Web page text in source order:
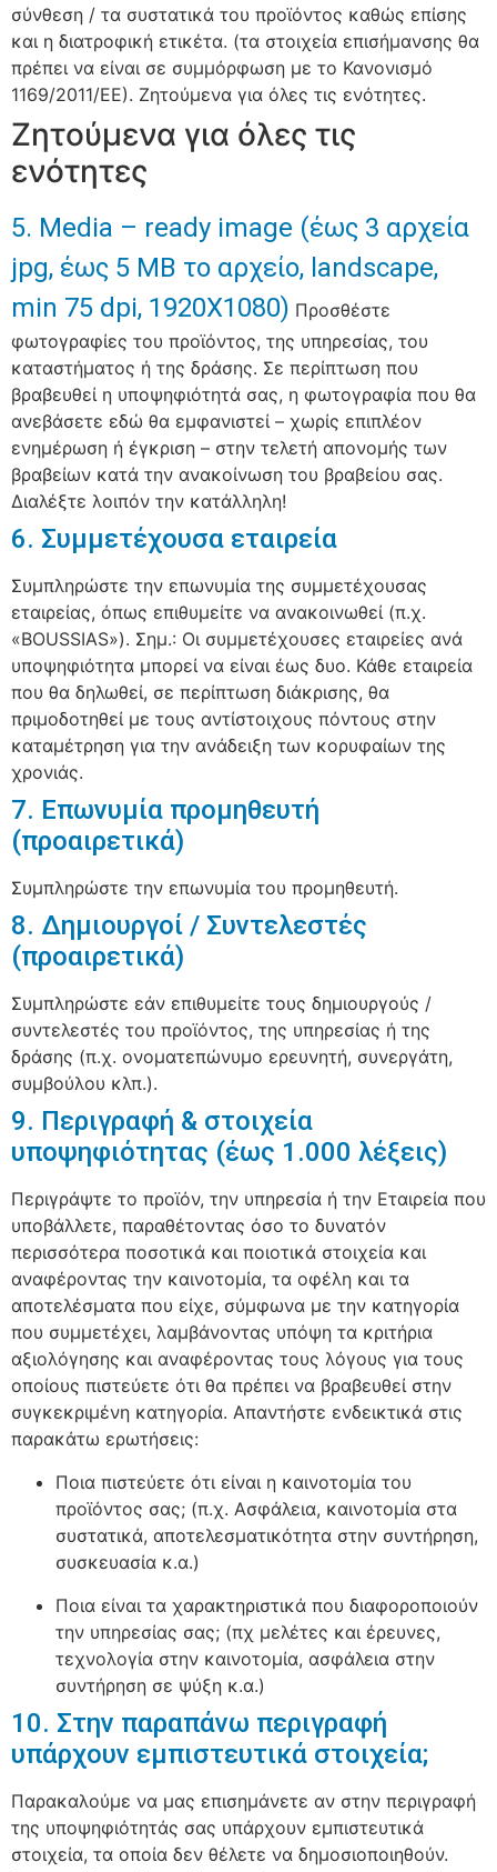
σύνθεση / τα συστατικά του προϊόντος καθώς επίσης
και η διατροφική ετικέτα. (τα στοιχεία επισήμανσης θα
πρέπει να είναι σε συμμόρφωση με το Κανονισμό
1169/2011/ΕΕ). Ζητούμενα για όλες τις ενότητες.
Ζητούμενα για όλες τις
ενότητες
5. Media – ready image (έως 3 αρχεία
jpg, έως 5 ΜΒ το αρχείο, landscape,
min 75 dpi, 1920X1080) Προσθέστε
φωτογραφίες του προϊόντος, της υπηρεσίας, του
καταστήματος ή της δράσης. Σε περίπτωση που
βραβευθεί η υποψηφιότητά σας, η φωτογραφία που θα
ανεβάσετε εδώ θα εμφανιστεί – χωρίς επιπλέον
ενημέρωση ή έγκριση – στην τελετή απονομής των
βραβείων κατά την ανακοίνωση του βραβείου σας.
Διαλέξτε λοιπόν την κατάλληλη!
6. Συμμετέχουσα εταιρεία
Συμπληρώστε την επωνυμία της συμμετέχουσας
εταιρείας, όπως επιθυμείτε να ανακοινωθεί (π.χ.
«BOUSSIAS»). Σημ.: Οι συμμετέχουσες εταιρείες ανά
υποψηφιότητα μπορεί να είναι έως δυο. Κάθε εταιρεία
που θα δηλωθεί, σε περίπτωση διάκρισης, θα
πριμοδοτηθεί με τους αντίστοιχους πόντους στην
καταμέτρηση για την ανάδειξη των κορυφαίων της
χρονιάς.
7. Επωνυμία προμηθευτή
(προαιρετικά)
Συμπληρώστε την επωνυμία του προμηθευτή.
8. Δημιουργοί / Συντελεστές
(προαιρετικά)
Συμπληρώστε εάν επιθυμείτε τους δημιουργούς /
συντελεστές του προϊόντος, της υπηρεσίας ή της
δράσης (π.χ. ονοματεπώνυμο ερευνητή, συνεργάτη,
συμβούλου κλπ.).
9. Περιγραφή & στοιχεία
υποψηφιότητας (έως 1.000 λέξεις)
Περιγράψτε τo προϊόν, την υπηρεσία ή την Εταιρεία που
υποβάλλετε, παραθέτοντας όσο το δυνατόν
περισσότερα ποσοτικά και ποιοτικά στοιχεία και
αναφέροντας την καινοτοµία, τα οφέλη και τα
αποτελέσµατα που είχε, σύµφωνα µε την κατηγορία
που συµµετέχει, λαµβάνοντας υπόψη τα κριτήρια
αξιολόγησης και αναφέροντας τους λόγους για τους
οποίους πιστεύετε ότι θα πρέπει να βραβευθεί στην
συγκεκριµένη κατηγορία. Απαντήστε ενδεικτικά στις
παρακάτω ερωτήσεις:
Ποια πιστεύετε ότι είναι η καινοτομία του
προϊόντος σας; (π.χ. Ασφάλεια, καινοτομία στα
συστατικά, αποτελεσματικότητα στην συντήρηση,
συσκευασία κ.α.)
Ποια είναι τα χαρακτηριστικά που διαφοροποιούν
την υπηρεσίας σας; (πχ μελέτες και έρευνες,
τεχνολογία στην καινοτομία, ασφάλεια στην
συντήρηση σε ψύξη κ.α.)
10. Στην παραπάνω περιγραφή
υπάρχουν εμπιστευτικά στοιχεία;
Παρακαλούμε να μας επισημάνετε αν στην περιγραφή
της υποψηφιότητάς σας υπάρχουν εμπιστευτικά
στοιχεία, τα οποία δεν θέλετε να δημοσιοποιηθούν.